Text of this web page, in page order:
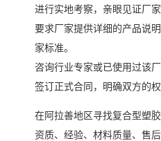
进行实地考察，亲眼见证厂
要求厂家提供详细的产品说
家标准。
咨询行业专家或已使用过该
签订正式合同，明确双方的
在阿拉善地区寻找复合型塑
资质、经验、材料质量、售